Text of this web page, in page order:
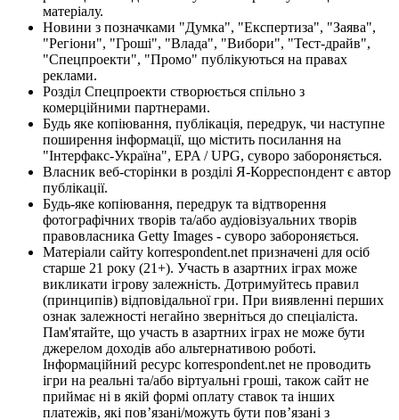
матеріалу.
Новини з позначками "Думка", "Експертиза", "Заява",
"Регіони", "Гроші", "Влада", "Вибори", "Тест-драйв",
"Спецпроекти", "Промо" публікуються на правах
реклами.
Розділ Спецпроекти створюється спільно з
комерційними партнерами.
Будь яке копіювання, публікація, передрук, чи наступне
поширення інформації, що містить посилання на
"Інтерфакс-Україна", EPA / UPG, суворо забороняється.
Власник веб-сторінки в розділі Я-Корреспондент є автор
публікації.
Будь-яке копіювання, передрук та відтворення
фотографічних творів та/або аудіовізуальних творів
правовласника Getty Images - суворо забороняється.
Матеріали сайту korrespondent.net призначені для осіб
старше 21 року (21+). Участь в азартних іграх може
викликати ігрову залежність. Дотримуйтесь правил
(принципів) відповідальної гри. При виявленні перших
ознак залежності негайно зверніться до спеціаліста.
Пам'ятайте, що участь в азартних іграх не може бути
джерелом доходів або альтернативою роботі.
Інформаційний ресурс korrespondent.net не проводить
ігри на реальні та/або віртуальні гроші, також сайт не
приймає ні в якій формі оплату ставок та інших
платежів, які пов’язані/можуть бути пов’язані з